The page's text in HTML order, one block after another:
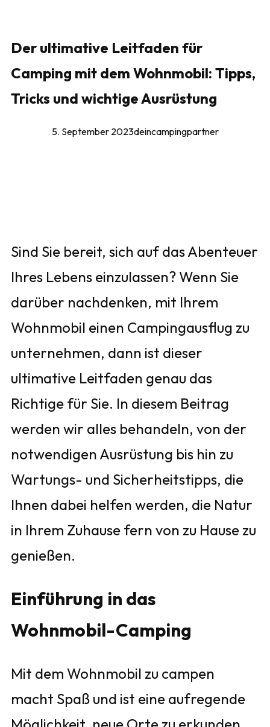
Der ultimative Leitfaden für
Camping mit dem Wohnmobil: Tipps,
Tricks und wichtige Ausrüstung
5. September 2023deincampingpartner
Sind Sie bereit, sich auf das Abenteuer
Ihres Lebens einzulassen? Wenn Sie
darüber nachdenken, mit Ihrem
Wohnmobil einen Campingausflug zu
unternehmen, dann ist dieser
ultimative Leitfaden genau das
Richtige für Sie. In diesem Beitrag
werden wir alles behandeln, von der
notwendigen Ausrüstung bis hin zu
Wartungs- und Sicherheitstipps, die
Ihnen dabei helfen werden, die Natur
in Ihrem Zuhause fern von zu Hause zu
genießen.
Einführung in das
Wohnmobil-Camping
Mit dem Wohnmobil zu campen
macht Spaß und ist eine aufregende